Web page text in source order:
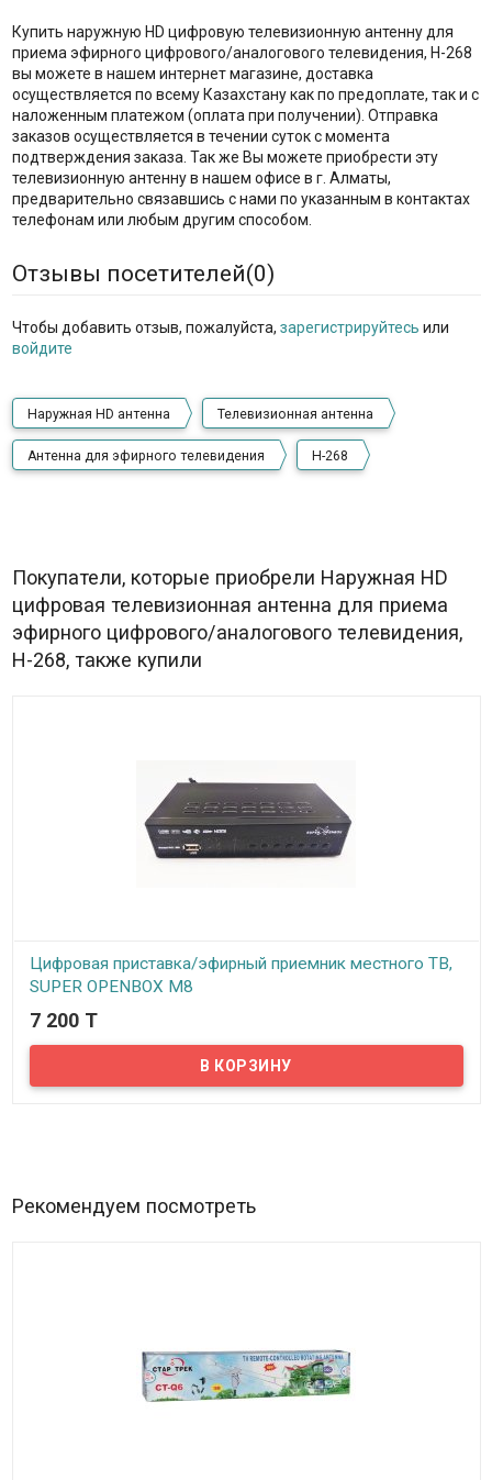
Купить наружную HD цифровую телевизионную антенну для
приема эфирного цифрового/аналогового телевидения, H-268
вы можете в нашем интернет магазине, доставка
осуществляется по всему Казахстану как по предоплате, так и с
наложенным платежом (оплата при получении). Отправка
заказов осуществляется в течении суток с момента
подтверждения заказа. Так же Вы можете приобрести эту
телевизионную антенну в нашем офисе в г. Алматы,
предварительно связавшись с нами по указанным в контактах
телефонам или любым другим способом.
Отзывы посетителей(0)
Чтобы добавить отзыв, пожалуйста, зарегистрируйтесь или
войдите
Наружная HD антенна Телевизионная антенна
Антенна для эфирного телевидения H-268
Покупатели, которые приобрели Наружная HD
цифровая телевизионная антенна для приема
эфирного цифрового/аналогового телевидения,
H-268, также купили
Цифровая приставка/эфирный приемник местного ТВ,
SUPER OPENBOX M8
В наличии
Представляем вам цифровую приставку/эфирный приемник
местного ТВ, SUPER OPENBOX M8. Данная приставка принимает
цифровое эфирное телевидение с обычных дециметровых
7 200 T
Рекомендуем посмотреть